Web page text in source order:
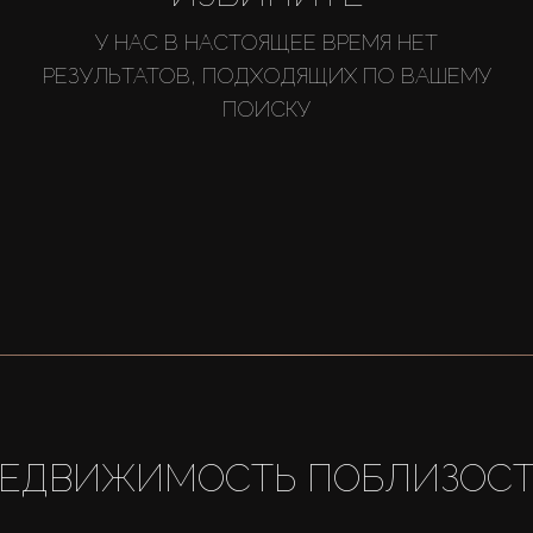
У НАС В НАСТОЯЩЕЕ ВРЕМЯ НЕТ
РЕЗУЛЬТАТОВ, ПОДХОДЯЩИХ ПО ВАШЕМУ
ПОИСКУ